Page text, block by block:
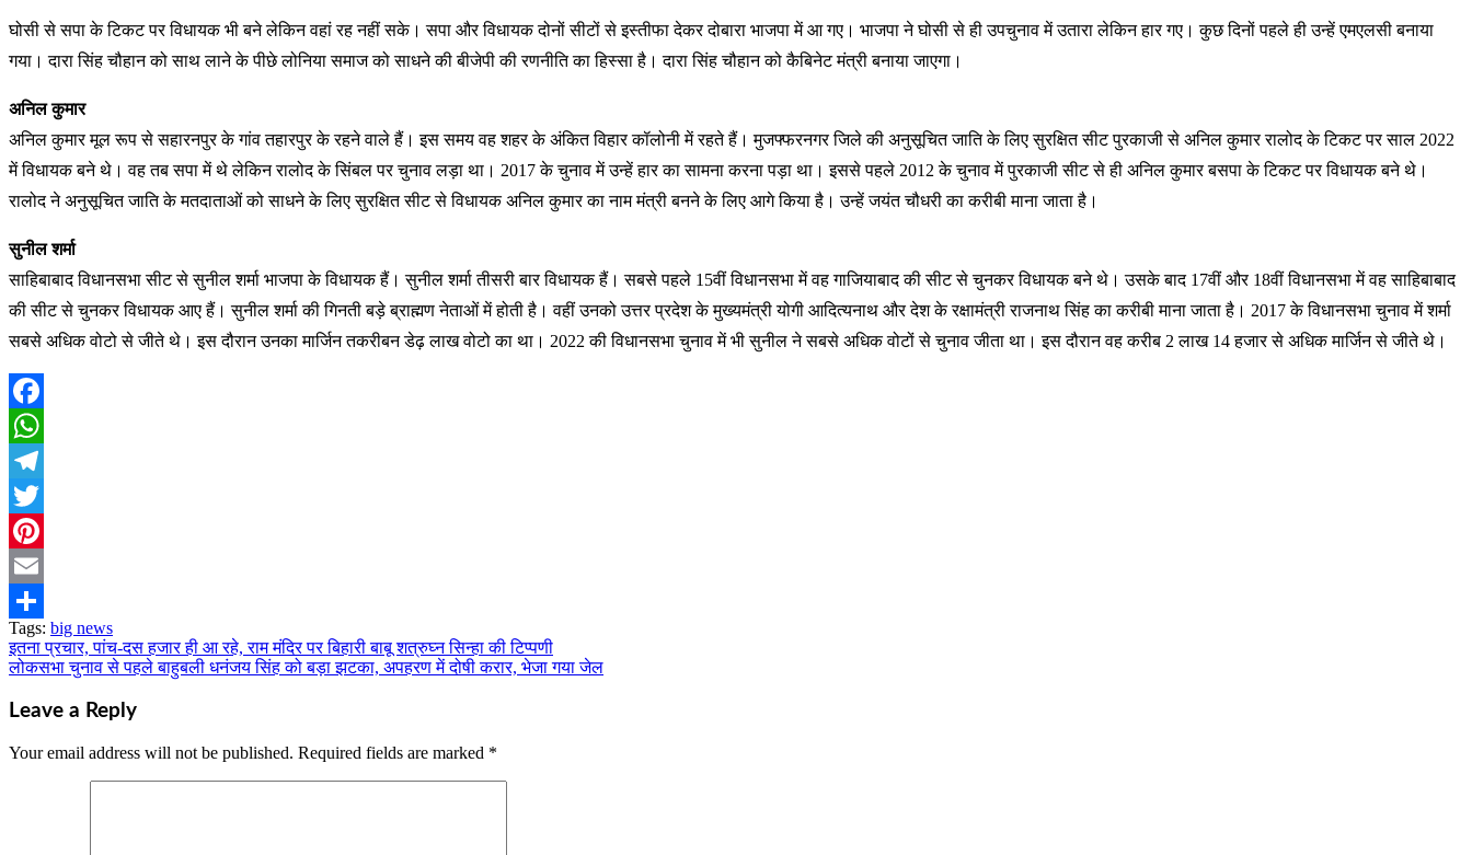
घोसी से सपा के टिकट पर विधायक भी बने लेकिन वहां रह नहीं सके। सपा और विधायक दोनों सीटों से इस्तीफा देकर दोबारा भाजपा में आ गए। भाजपा ने घोसी से ही उपचुनाव में उतारा लेकिन हार गए। कुछ दिनों पहले ही उन्हें एमएलसी बनाया
गया। दारा सिंह चौहान को साथ लाने के पीछे लोनिया समाज को साधने की बीजेपी की रणनीति का हिस्सा है। दारा सिंह चौहान को कैबिनेट मंत्री बनाया जाएगा।
अनिल कुमार
अनिल कुमार मूल रूप से सहारनपुर के गांव तहारपुर के रहने वाले हैं। इस समय वह शहर के अंकित विहार कॉलोनी में रहते हैं। मुजफ्फरनगर जिले की अनुसूचित जाति के लिए सुरक्षित सीट पुरकाजी से अनिल कुमार रालोद के टिकट पर साल 2022
में विधायक बने थे। वह तब सपा में थे लेकिन रालोद के सिंबल पर चुनाव लड़ा था। 2017 के चुनाव में उन्हें हार का सामना करना पड़ा था। इससे पहले 2012 के चुनाव में पुरकाजी सीट से ही अनिल कुमार बसपा के टिकट पर विधायक बने थे।
रालोद ने अनुसूचित जाति के मतदाताओं को साधने के लिए सुरक्षित सीट से विधायक अनिल कुमार का नाम मंत्री बनने के लिए आगे किया है। उन्हें जयंत चौधरी का करीबी माना जाता है।
सुनील शर्मा
साहिबाबाद विधानसभा सीट से सुनील शर्मा भाजपा के विधायक हैं। सुनील शर्मा तीसरी बार विधायक हैं। सबसे पहले 15वीं विधानसभा में वह गाजियाबाद की सीट से चुनकर विधायक बने थे। उसके बाद 17वीं और 18वीं विधानसभा में वह साहिबाबाद
की सीट से चुनकर विधायक आए हैं। सुनील शर्मा की गिनती बड़े ब्राह्मण नेताओं में होती है। वहीं उनको उत्तर प्रदेश के मुख्यमंत्री योगी आदित्यनाथ और देश के रक्षामंत्री राजनाथ सिंह का करीबी माना जाता है। 2017 के विधानसभा चुनाव में शर्मा
सबसे अधिक वोटो से जीते थे। इस दौरान उनका मार्जिन तकरीबन डेढ़ लाख वोटो का था। 2022 की विधानसभा चुनाव में भी सुनील ने सबसे अधिक वोटों से चुनाव जीता था। इस दौरान वह करीब 2 लाख 14 हजार से अधिक मार्जिन से जीते थे।
Facebook
WhatsApp
Telegram
Twitter
Pinterest
Email
Share
Tags: big news
Post
navigation
इतना प्रचार, पांच-दस हजार ही आ रहे, राम मंदिर पर बिहारी बाबू शत्रुघ्न सिन्हा की टिप्पणी
लोकसभा चुनाव से पहले बाहुबली धनंजय सिंह को बड़ा झटका, अपहरण में दोषी करार, भेजा गया जेल
Leave a Reply
Your email address will not be published. Required fields are marked *